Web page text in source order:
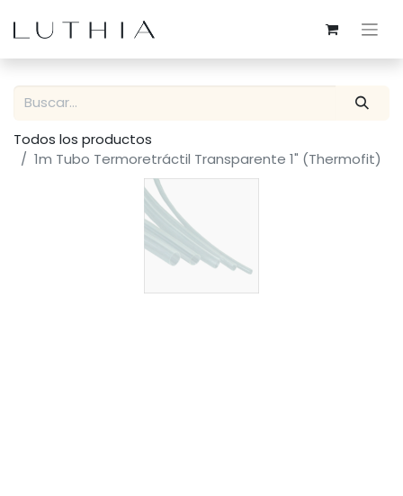
Todos los productos
1m Tubo Termoretráctil Transparente 1" (Thermofit)